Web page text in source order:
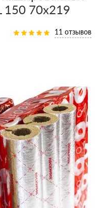
150 70х219
11 отзывов